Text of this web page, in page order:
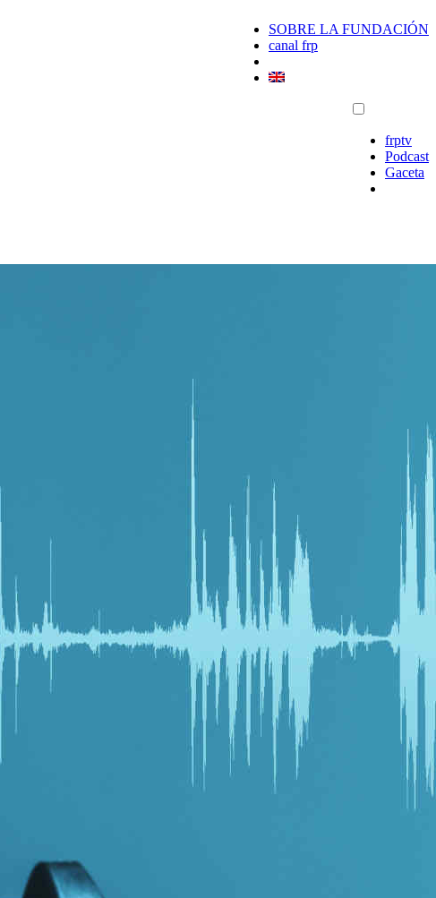
SOBRE LA FUNDACIÓN
canal frp
frptv
Podcast
Gaceta